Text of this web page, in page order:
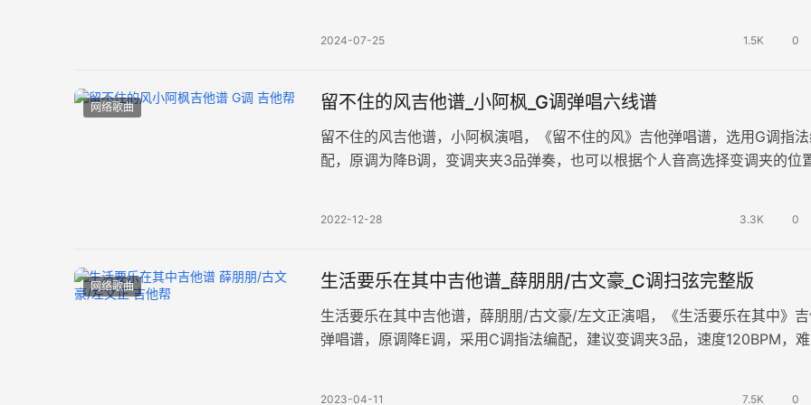
2024-07-25 1.5K 0
网络歌曲 留不住的风吉他谱_小阿枫_G调弹唱六线谱
留不住的风吉他谱，小阿枫演唱，《留不住的风》吉他弹唱谱，选用G调指
配，原调为降B调，变调夹夹3品弹奏，也可以根据个人音高选择变调夹的位
2022-12-28 3.3K 0
网络歌曲 生活要乐在其中吉他谱_薛朋朋/古文豪_C调扫弦完整版
生活要乐在其中吉他谱，薛朋朋/古文豪/左文正演唱，《生活要乐在其中》
弹唱谱，原调降E调，采用C调指法编配，建议变调夹3品，速度120BPM，难
2023-04-11 7.5K 0